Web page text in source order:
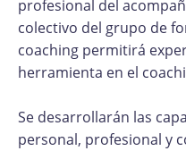
profesional del
colectivo del grupo de
coaching permitirá
herramienta en el
Se desarrollarán las
personal, profesional y